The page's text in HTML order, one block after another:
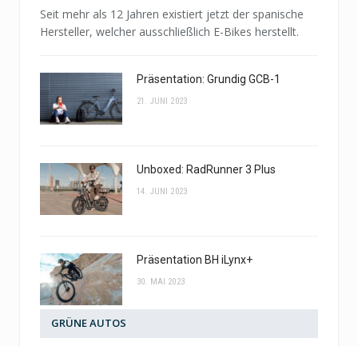
Seit mehr als 12 Jahren existiert jetzt der spanische
Hersteller, welcher ausschließlich E-Bikes herstellt.
Präsentation: Grundig GCB-1
21. JUNI 2023
Unboxed: RadRunner 3 Plus
14. JUNI 2023
Präsentation BH iLynx+
30. MAI 2023
GRÜNE AUTOS